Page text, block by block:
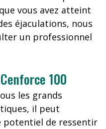
vous avez atteint
éjaculations, nous
un professionnel
100
les grands
il peut
potentiel de ressentir